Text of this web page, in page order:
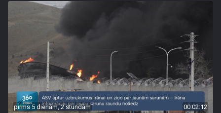
pirms 5 dienām, 2 stundām 00:02:12